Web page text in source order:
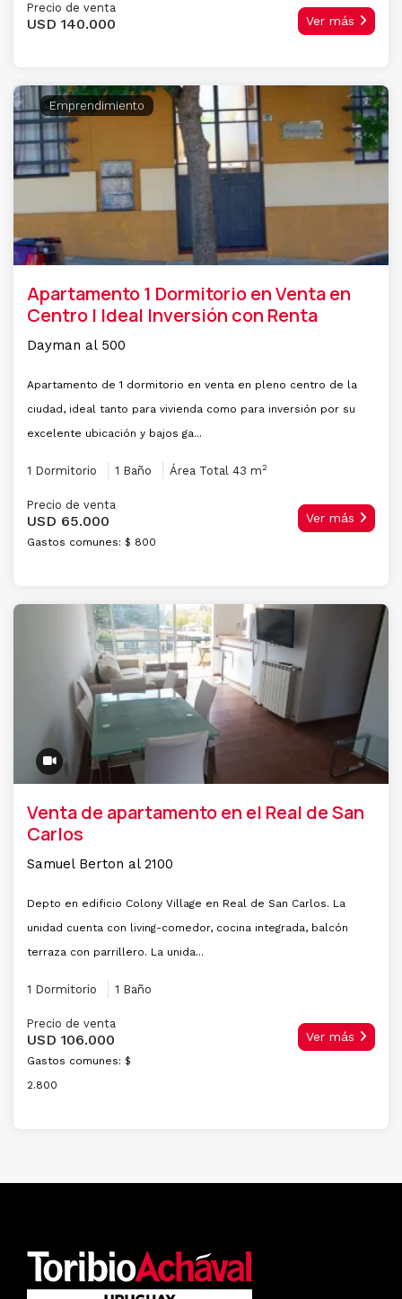
Precio de venta
USD 140.000 Ver más
Emprendimiento
Apartamento 1 Dormitorio en Venta en
Centro | Ideal Inversión con Renta
Dayman al 500
Apartamento de 1 dormitorio en venta en pleno centro de la
ciudad, ideal tanto para vivienda como para inversión por su
excelente ubicación y bajos ga...
1 Dormitorio 1 Baño Área Total 43 m2
Precio de venta
USD 65.000
Gastos comunes: $ 800
Ver más
Venta de apartamento en el Real de San
Carlos
Samuel Berton al 2100
Depto en edificio Colony Village en Real de San Carlos. La
unidad cuenta con living-comedor, cocina integrada, balcón
terraza con parrillero. La unida...
1 Dormitorio 1 Baño
Precio de venta
USD 106.000
Gastos comunes: $
2.800
Ver más